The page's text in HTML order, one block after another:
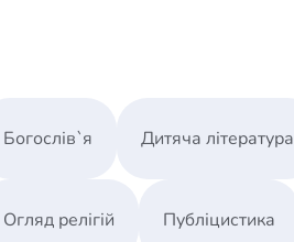
Богослів`я Дитяча література
Огляд релігій Публіцистика